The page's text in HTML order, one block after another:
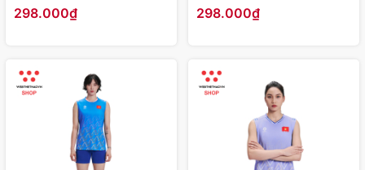
Nam "Tím" WJ-E2106-02 -
Hàng Chính Hãng
298.000₫
Nam "Đỏ" WJ-E2106-01 -
Hàng Chính Hãng
298.000₫